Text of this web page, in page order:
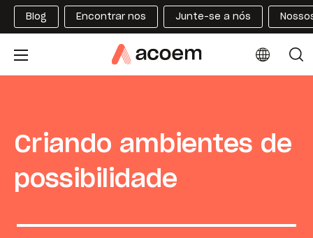
Blog Encontrar nos Junte-se a nós
Criando ambientes de
possibilidade